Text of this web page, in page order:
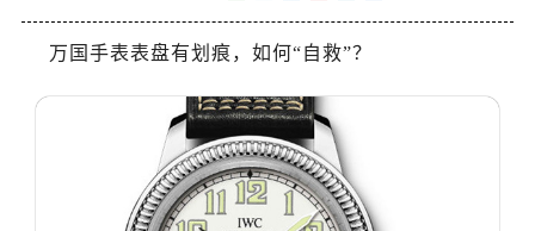
万国手表表盘有划痕，如何“自救”？